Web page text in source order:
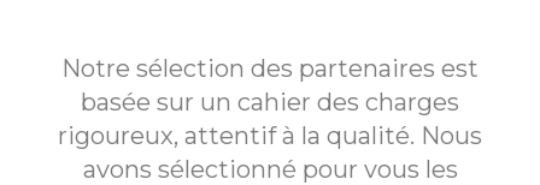
Notre sélection des partenaires est
basée sur un cahier des charges
rigoureux, attentif à la qualité. Nous
avons sélectionné pour vous les